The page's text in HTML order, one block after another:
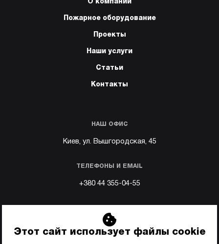
Этот сайт использует файлы cookie
О компании
Пожарное оборудование
Проекты
Наши услуги
Статьи
Контакты
НАШ ОФИС
Киев, ул. Вышгородская, 45
ТЕЛЕФОНЫ И EMAIL
+380 44 355-04-55